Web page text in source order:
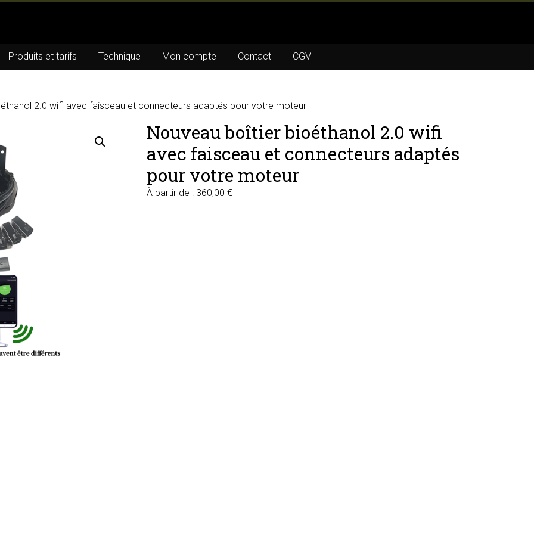
Produits et tarifs Technique Mon compte Contact CGV
2.0 wifi avec faisceau et connecteurs adaptés pour votre moteur
Nouveau boîtier bioéthanol 2.0 wifi
avec faisceau et connecteurs adaptés
pour votre moteur
À partir de : 360,00 €